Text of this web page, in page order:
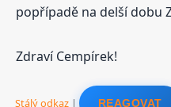
popřípadě na delší dobu
Zdraví Cempírek!
Stálý odkaz| REAGOVAT